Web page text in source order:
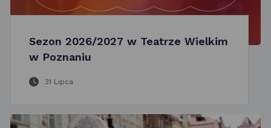
Sezon 2026/2027 w Teatrze Wielkim
w Poznaniu
31 Lipca